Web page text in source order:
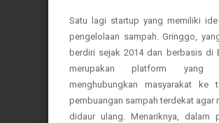
Satu lagi startup yang memiliki
pengelolaan sampah. Gringgo,
berdiri sejak 2014 dan berbasis di
merupakan platform yang
menghubungkan masyarakat ke
pembuangan sampah terdekat agar
didaur ulang. Menariknya, dalam